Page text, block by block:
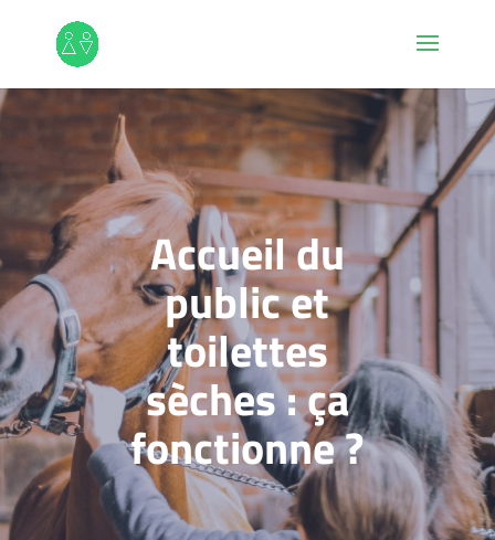
Accueil du
public et
toilettes
sèches : ça
fonctionne ?